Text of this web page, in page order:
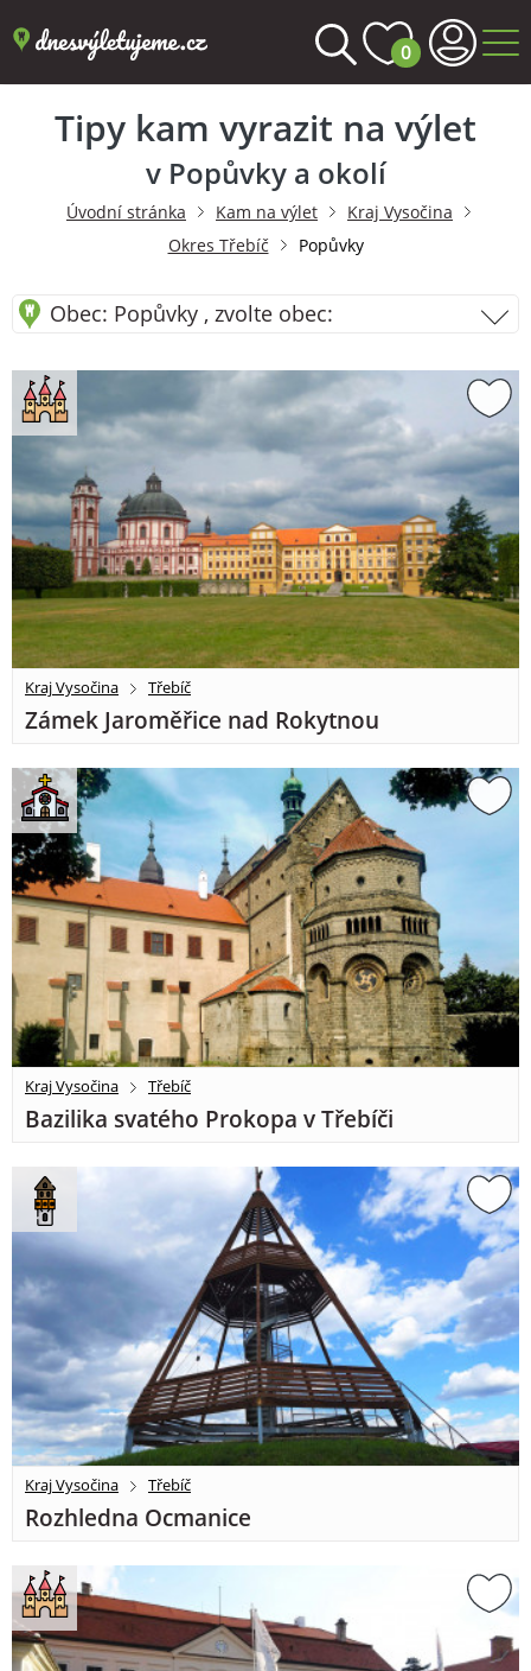
0
Tipy kam vyrazit na výlet
v Popůvky a okolí
Úvodní stránka Kam na výlet
Kraj Vysočina
Okres Třebíč
Popůvky
Obec: Popůvky , zvolte obec:
Kraj Vysočina Třebíč
Zámek Jaroměřice nad Rokytnou
Kraj Vysočina Třebíč
Bazilika svatého Prokopa v Třebíči
Kraj Vysočina Třebíč
Rozhledna Ocmanice